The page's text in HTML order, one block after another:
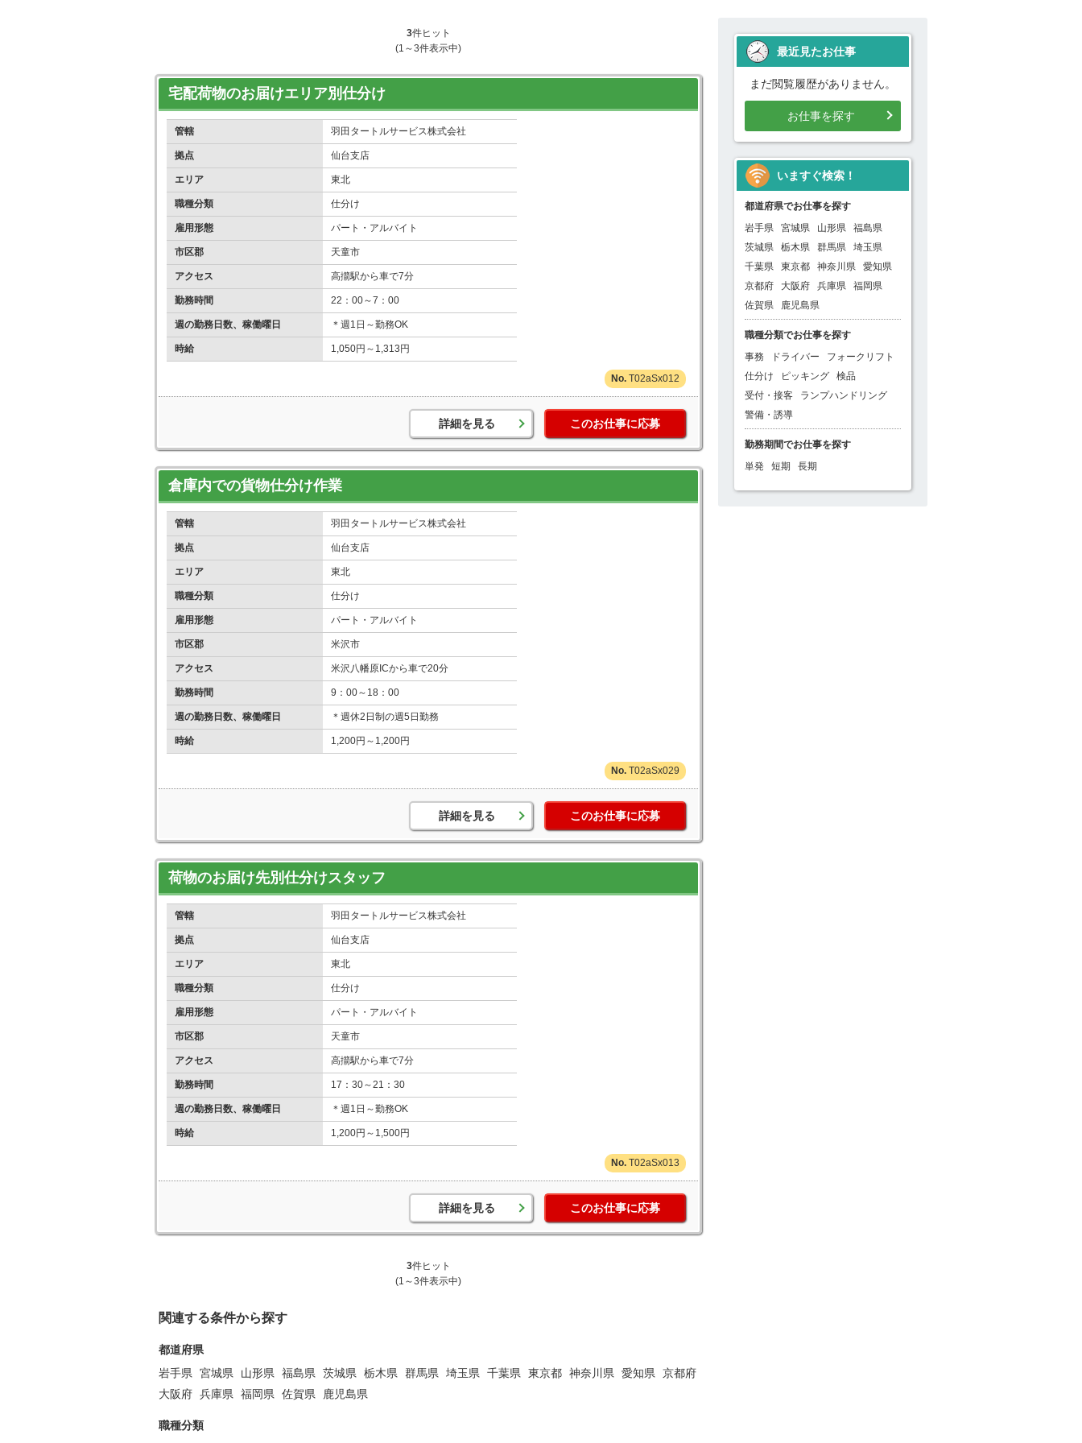
3件ヒット
(1～3件表示中)
宅配荷物のお届けエリア別仕分け
管轄 羽田タートルサービス株式会社
拠点 仙台支店
エリア 東北
職種分類 仕分け
雇用形態 パート・アルバイト
市区郡 天童市
アクセス 高擶駅から車で7分
勤務時間 22：00～7：00
週の勤務日数、稼働曜日 ＊週1日～勤務OK
時給 1,050円～1,313円
T02aSx012
詳細を見る このお仕事に応募
倉庫内での貨物仕分け作業
管轄 羽田タートルサービス株式会社
拠点 仙台支店
エリア 東北
職種分類 仕分け
雇用形態 パート・アルバイト
市区郡 米沢市
アクセス 米沢八幡原ICから車で20分
勤務時間 9：00～18：00
週の勤務日数、稼働曜日 ＊週休2日制の週5日勤務
時給 1,200円～1,200円
T02aSx029
詳細を見る このお仕事に応募
荷物のお届け先別仕分けスタッフ
管轄 羽田タートルサービス株式会社
拠点 仙台支店
エリア 東北
職種分類 仕分け
雇用形態 パート・アルバイト
市区郡 天童市
アクセス 高擶駅から車で7分
勤務時間 17：30～21：30
週の勤務日数、稼働曜日 ＊週1日～勤務OK
時給 1,200円～1,500円
T02aSx013
詳細を見る このお仕事に応募
3件ヒット
(1～3件表示中)
関連する条件から探す
都道府県
岩手県 宮城県 山形県 福島県 茨城県 栃木県 群馬県 埼玉県 千葉県 東京都 神奈川県 愛知県 京都府
大阪府 兵庫県 福岡県 佐賀県 鹿児島県
職種分類
最近見たお仕事
まだ閲覧履歴がありません。
お仕事を探す
いますぐ検索！
都道府県でお仕事を探す
岩手県
宮城県 山形県
福島県
茨城県
栃木県 群馬県
埼玉県
千葉県
東京都 神奈川県
愛知県
京都府
大阪府 兵庫県
福岡県
佐賀県
鹿児島県
職種分類でお仕事を探す
事務
ドライバー
フォークリフト
仕分け
ピッキング
検品
受付・接客
ランプハンドリング
警備・誘導
勤務期間でお仕事を探す
単発
短期 長期